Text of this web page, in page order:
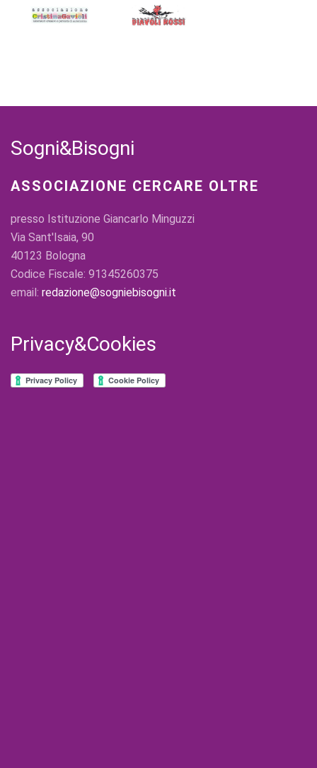
Sogni&Bisogni
ASSOCIAZIONE CERCARE OLTRE
presso Istituzione Giancarlo Minguzzi
Via Sant'Isaia, 90
40123 Bologna
Codice Fiscale: 91345260375
email: redazione@sogniebisogni.it
Privacy&Cookies